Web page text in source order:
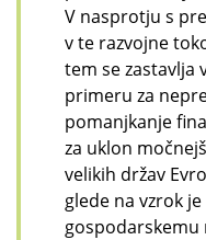
V nasprotju s
v te razvojne
tem se zastavlja
primeru za
pomanjkanje
za uklon
velikih držav
glede na vzrok
gospodarskemu